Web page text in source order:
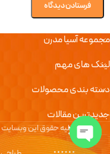
مجموعه آسیا مدرن
لینک های مهم
دسته بندی محصولات
جدیدترین مقالات
کلیه حقوق این